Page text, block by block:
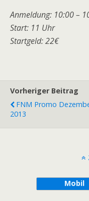
Anmeldung: 10:00 –
Start: 11 Uhr
Startgeld: 22€
Vorheriger Beitrag
FNM Promo
2013
Mobil